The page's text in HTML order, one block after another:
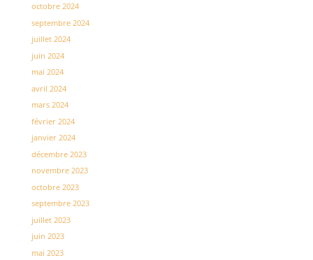
octobre 2024
septembre 2024
juillet 2024
juin 2024
mai 2024
avril 2024
mars 2024
février 2024
janvier 2024
décembre 2023
novembre 2023
octobre 2023
septembre 2023
juillet 2023
juin 2023
mai 2023